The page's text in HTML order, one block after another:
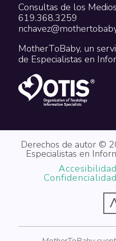
Consultas de los Medios
619.368.3259
MotherToBaby, un
de Especialistas en
Derechos de autor ©
Especialistas en
Accesibilidad
Confidencialidad